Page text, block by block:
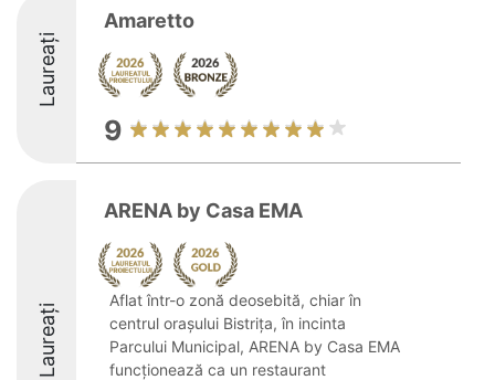
Laureați
Amaretto
9
Laureați
ARENA by Casa EMA
Aflat într-o zonă deosebită, chiar în
centrul orașului Bistrița, în incinta
Parcului Municipal, ARENA by Casa EMA
funcționează ca un restaurant